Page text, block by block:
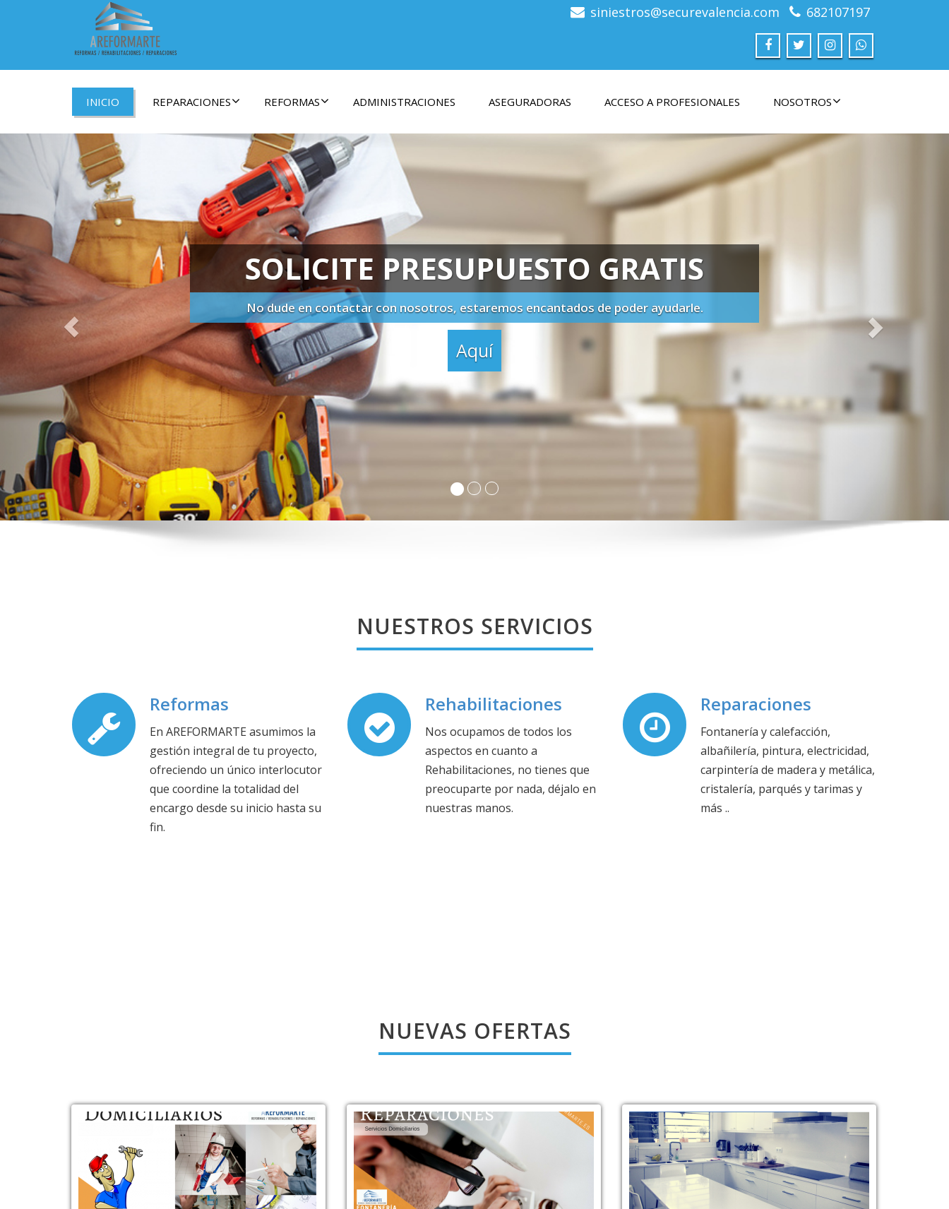
siniestros@securevalencia.com 682107197
INICIO REPARACIONES REFORMAS ADMINISTRACIONES ASEGURADORAS ACCESO A PROFESIONALES NOSOTROS
NUESTROS SERVICIOS
Reformas
En AREFORMARTE asumimos la
gestión integral de tu proyecto,
ofreciendo un único interlocutor
que coordine la totalidad del
encargo desde su inicio hasta su
fin.
Rehabilitaciones
Nos ocupamos de todos los
aspectos en cuanto a
Rehabilitaciones, no tienes que
preocuparte por nada, déjalo en
nuestras manos.
Reparaciones
Fontanería y calefacción,
albañilería, pintura, electricidad,
carpintería de madera y metálica,
cristalería, parqués y tarimas y
más ..
NUEVAS OFERTAS